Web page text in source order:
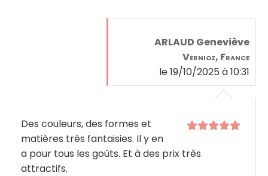
ARLAUD Geneviève
Vernioz, France
le 19/10/2025 à 10:31
Des couleurs, des formes et
matières très fantaisies. Il y en
a pour tous les goûts. Et à des prix très
attractifs.